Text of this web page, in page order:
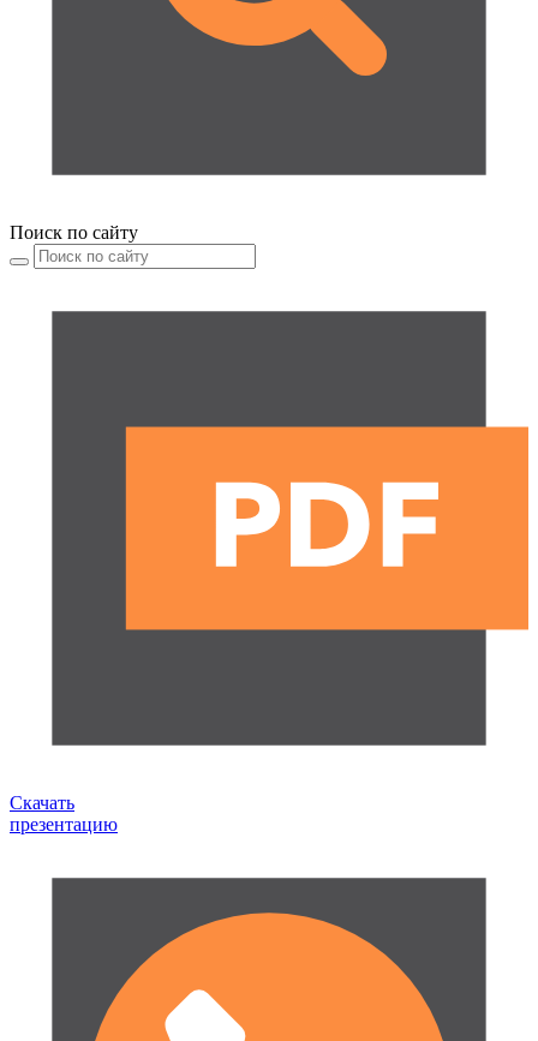
Поиск по сайту
Скачать
презентацию